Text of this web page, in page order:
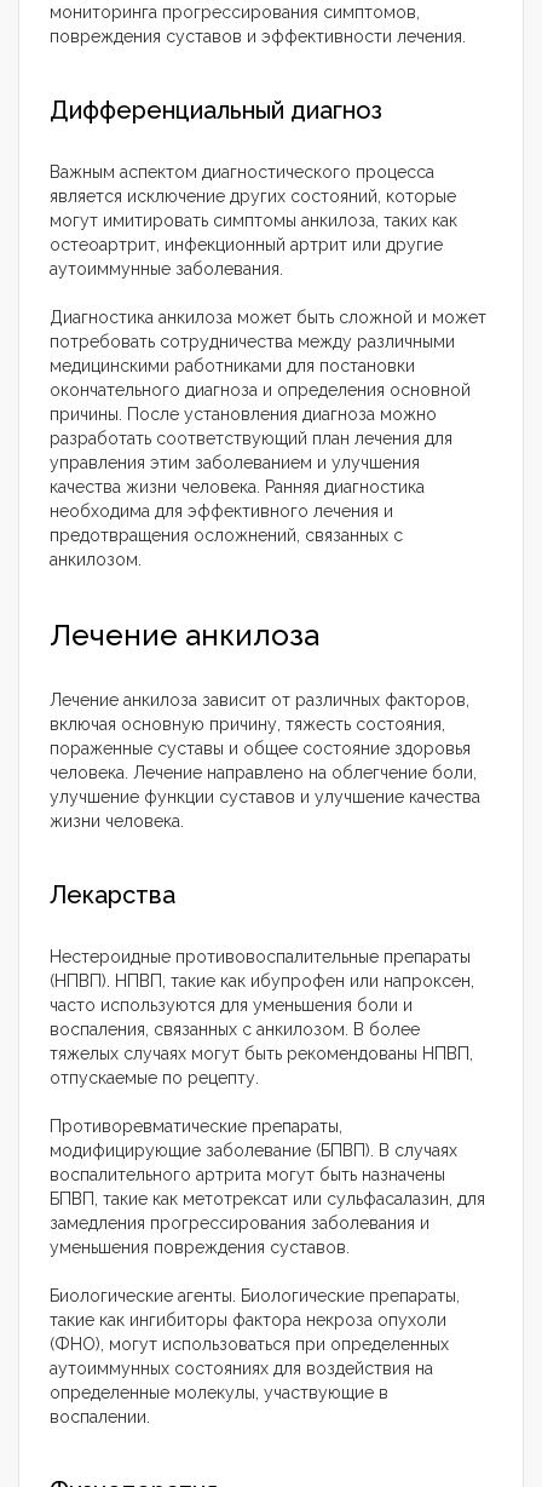
мониторинга прогрессирования симптомов,
повреждения суставов и эффективности лечения.
Дифференциальный диагноз
Важным аспектом диагностического процесса
является исключение других состояний, которые
могут имитировать симптомы анкилоза, таких как
остеоартрит, инфекционный артрит или другие
аутоиммунные заболевания.
Диагностика анкилоза может быть сложной и может
потребовать сотрудничества между различными
медицинскими работниками для постановки
окончательного диагноза и определения основной
причины. После установления диагноза можно
разработать соответствующий план лечения для
управления этим заболеванием и улучшения
качества жизни человека. Ранняя диагностика
необходима для эффективного лечения и
предотвращения осложнений, связанных с
анкилозом.
Лечение анкилоза
Лечение анкилоза зависит от различных факторов,
включая основную причину, тяжесть состояния,
пораженные суставы и общее состояние здоровья
человека. Лечение направлено на облегчение боли,
улучшение функции суставов и улучшение качества
жизни человека.
Лекарства
Нестероидные противовоспалительные препараты
(НПВП). НПВП, такие как ибупрофен или напроксен,
часто используются для уменьшения боли и
воспаления, связанных с анкилозом. В более
тяжелых случаях могут быть рекомендованы НПВП,
отпускаемые по рецепту.
Противоревматические препараты,
модифицирующие заболевание (БПВП). В случаях
воспалительного артрита могут быть назначены
БПВП, такие как метотрексат или сульфасалазин, для
замедления прогрессирования заболевания и
уменьшения повреждения суставов.
Биологические агенты. Биологические препараты,
такие как ингибиторы фактора некроза опухоли
(ФНО), могут использоваться при определенных
аутоиммунных состояниях для воздействия на
определенные молекулы, участвующие в
воспалении.